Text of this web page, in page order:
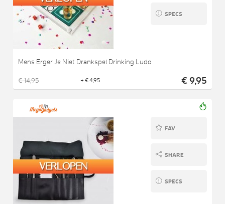
SPECS
Mens Erger Je Niet Drankspel Drinking Ludo
€ 14,95 + € 4,95 € 9,95
FAV
SHARE
SPECS